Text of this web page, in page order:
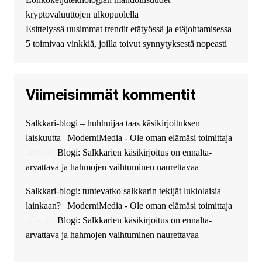
можете получить
финансирование в долг без
избыточных вопросов и
документов? Тогда обратитесь
guest_4889 :Cmon Suomi 👏
The Admin: High five! You’ve
successfully installed Simple
Ajax Chat.
kryptovaluuttojen ulkopuolella
Esittelyssä uusimmat trendit etätyössä ja etäjohtamisessa
5 toimivaa vinkkiä, joilla toivut synnytyksestä nopeasti
Viimeisimmät kommentit
Salkkari-blogi – huhhuijaa taas käsikirjoituksen
laiskuutta | ModerniMedia - Ole oman elämäsi toimittaja
Blogi: Salkkarien käsikirjoitus on ennalta-
arvattava ja hahmojen vaihtuminen naurettavaa
Salkkari-blogi: tuntevatko salkkarin tekijät lukiolaisia
lainkaan? | ModerniMedia - Ole oman elämäsi toimittaja
Blogi: Salkkarien käsikirjoitus on ennalta-
arvattava ja hahmojen vaihtuminen naurettavaa